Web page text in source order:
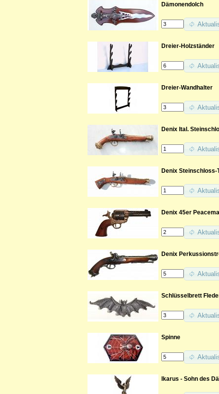
Dämonendolch
Dreier-Holzständer
Dreier-Wandhalter
Denix Ital.
Denix Steinschloss-
Denix 45er
Denix
Schlüsselbrett
Spinne
Ikarus - Sohn des